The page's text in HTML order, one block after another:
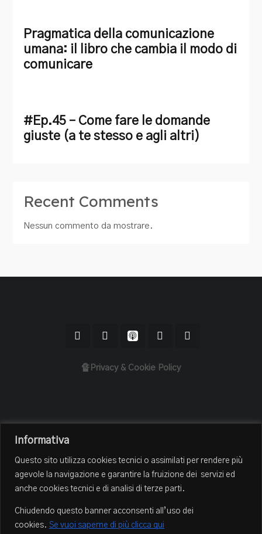
Informativa
Questo sito utilizza cookies tecnici o assimilati per rendere più
agevole la navigazione e garantire la fruizione dei servizi ed
anche cookies tecnici e di analisi di terze parti.
Chiudendo questo banner acconsenti all’uso dei
cookies. Se vuoi saperne di più clicca qui
Pragmatica della comunicazione
umana: il libro che cambia il modo di
comunicare
#Ep.45 – Come fare le domande
giuste (a te stesso e agli altri)
Recent Comments
Nessun commento da mostrare.
🔏Privacy & Cookie Policy
Chi sono
Episodi
Blog